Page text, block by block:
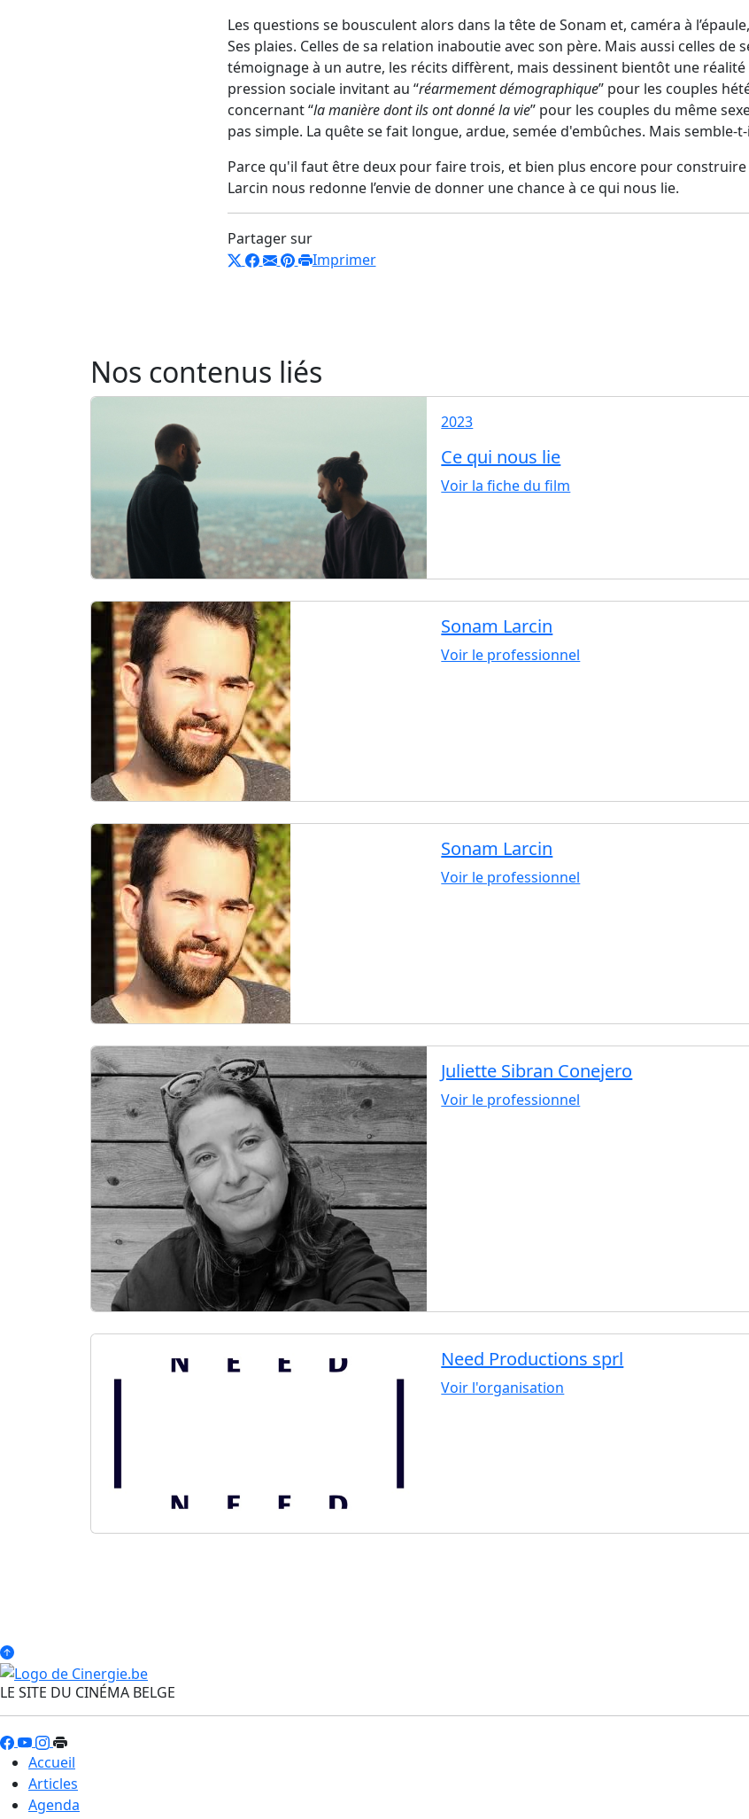
Les questions se bousculent alors dans la tête de Sonam et, caméra à
Ses plaies. Celles de sa relation inaboutie avec son père. Mais aussi celles de
témoignage à un autre, les récits diffèrent, mais dessinent bientôt une réalité
pression sociale invitant au “réarmement démographique” pour les couples
concernant “la manière dont ils ont donné la vie” pour les couples du même
pas simple. La quête se fait longue, ardue, semée d'embûches. Mais semble-
Parce qu'il faut être deux pour faire trois, et bien plus encore pour
Larcin nous redonne l’envie de donner une chance à ce qui nous lie.
Partager sur
Imprimer
Nos contenus liés
2023
Ce qui nous lie
Voir la fiche du film
Sonam Larcin
Voir le professionnel
Sonam Larcin
Voir le professionnel
Juliette Sibran Conejero
Voir le professionnel
Need Productions sprl
Voir l'organisation
LE SITE DU CINÉMA BELGE
Accueil
Articles
Agenda